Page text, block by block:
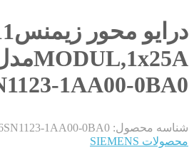
MODUL,1x25Aمدل
1AA00-0BA0
شناسه محصول: 1AA00-0BA0
محصولات SIEMENS